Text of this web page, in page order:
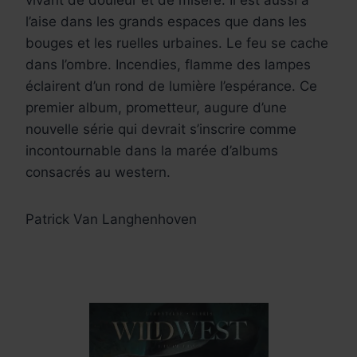
l’aise dans les grands espaces que dans les
bouges et les ruelles urbaines. Le feu se cache
dans l’ombre. Incendies, flamme des lampes
éclairent d’un rond de lumière l’espérance. Ce
premier album, prometteur, augure d’une
nouvelle série qui devrait s’inscrire comme
incontournable dans la marée d’albums
consacrés au western.
Patrick Van Langhenhoven